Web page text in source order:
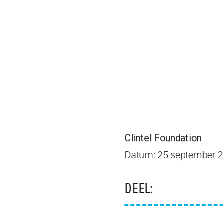
Clintel Foundation
Datum: 25 september
DEEL: